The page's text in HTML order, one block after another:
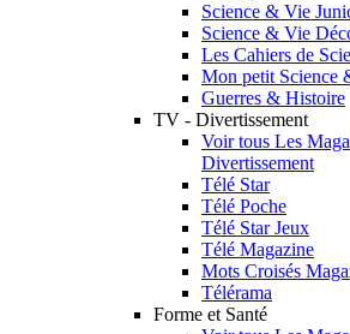
Science & Vie
Science & Vie
Les Cahiers de
Mon petit Science
Guerres & Histoire
TV - Divertissement
Voir tous Les
Divertissement
Télé Star
Télé Poche
Télé Star Jeux
Télé Magazine
Mots Croisés
Télérama
Forme et Santé